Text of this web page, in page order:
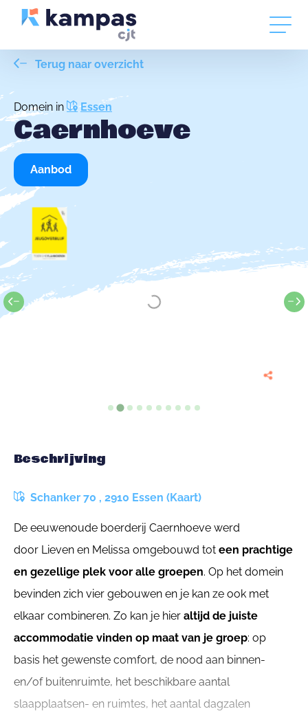
Terug naar overzicht
Domein in Essen
Caernhoeve
Aanbod
Beschrijving
Schanker 70 , 2910 Essen (Kaart)
De eeuwenoude boerderij Caernhoeve werd
door Lieven en Melissa omgebouwd tot een prachtige
en gezellige plek voor alle groepen. Op het domein
bevinden zich vier gebouwen en je kan ze ook met
elkaar combineren. Zo kan je hier altijd de juiste
accommodatie vinden op maat van je groep: op
basis het gewenste comfort, de nood aan binnen-
en/of buitenruimte, het beschikbare aantal
slaapplaatsen- en ruimtes, het aantal dagzalen